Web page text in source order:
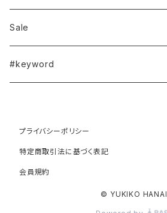
outer（coat/blouson...）
jacket
blouse
cardigan
Sale
#keyword
#summer
#autumn
プライバシーポリシー
特定商取引法に基づく表記
会員規約
© YUKIKO HANAI